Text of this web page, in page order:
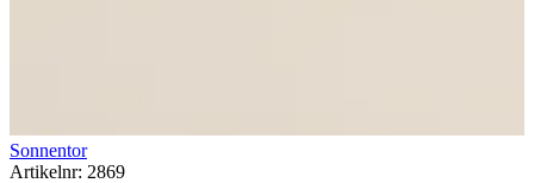
Sonnentor
Artikelnr: 2869